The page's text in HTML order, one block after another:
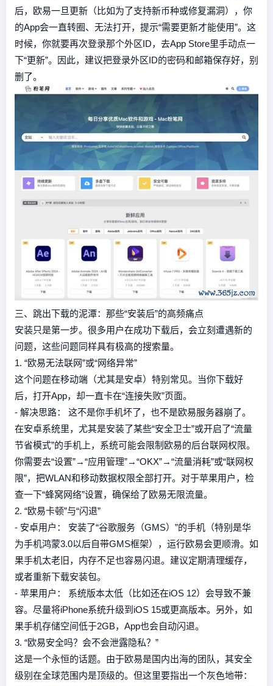
后，欧易一旦更新（比如为了支持新币种或修复漏洞），你
的App会一直转圈、无法打开，提示“需要更新才能使用”。这
时候，你就要再次登录那个外区ID，去App Store里手动点一
下“更新”。因此，建议把登录外区ID的密码和邮箱保存好，别
删了。
三、跳出下载的泥潭：那些“安装后”的高频痛点
安装只是第一步。很多用户在成功下载后，会立刻遭遇新的
问题，这些问题同样具有极高的搜索量。
1. “欧易无法联网”或“网络异常”
这个问题在移动端（尤其是安卓）特别常见。当你下载好
后，打开App，却一直卡在“连接失败”页面。
- 解决思路： 这不是你手机坏了，也不是欧易服务器崩了。
在安卓系统里，尤其是安装了某些“安全卫士”或开启了“流量
节省模式”的手机上，系统可能会限制欧易的后台联网权限。
你需要去“设置”→“应用管理”→“OKX”→“流量消耗”或“联网权
限”，把WLAN和移动数据权限全部打开。对于苹果用户，检
查一下“蜂窝网络”设置，确保给了欧易无限流量。
2. “欧易卡顿”与“闪退”
- 安卓用户： 安装了“谷歌服务（GMS）”的手机（特别是华
为手机鸿蒙3.0以后自带GMS框架），运行欧易会更顺滑。如
果手机太老旧，内存不足也容易闪退。建议定期清理缓存，
或者重新下载安装包。
- 苹果用户： 系统版本太低（比如还在iOS 12）会导致不兼
容。尽量将iPhone系统升级到iOS 15或更高版本。另外，如
果手机存储空间低于2GB，App也会自动闪退。
3. “欧易安全吗？会不会泄露隐私？”
这是一个永恒的话题。由于欧易是国内出海的团队，其安全
级别在全球范围内是顶级的。但这里要指出一个灰色地带：